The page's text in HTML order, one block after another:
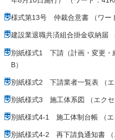
様式第13号 仲裁合意書 （ワー
建設業退職共済組合掛金収納届
別紙様式1 下請（計画・変更・
B）
別紙様式2 下請業者一覧表 （エ
別紙様式3 施工体系図 （エクセ
別紙様式4-1 施工体制台帳 （エ
別紙様式4-2 再下請負通知書 （